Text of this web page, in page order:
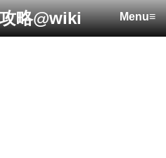
Menu≡
略@wiki